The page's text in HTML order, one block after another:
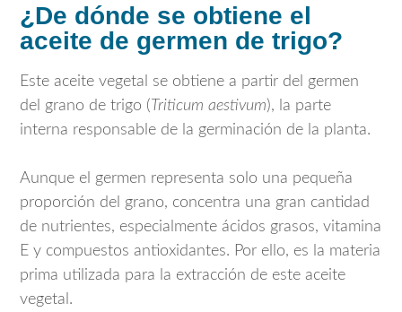
¿De dónde se obtiene el
aceite de germen de trigo?
Este aceite vegetal se obtiene a partir del germen
del grano de trigo ( Triticum aestivum), la parte
interna responsable de la germinación de la planta.
Aunque el germen representa solo una pequeña
proporción del grano, concentra una gran cantidad
de nutrientes, especialmente ácidos grasos, vitamina
E y compuestos antioxidantes. Por ello, es la materia
prima utilizada para la extracción de este aceite
vegetal.